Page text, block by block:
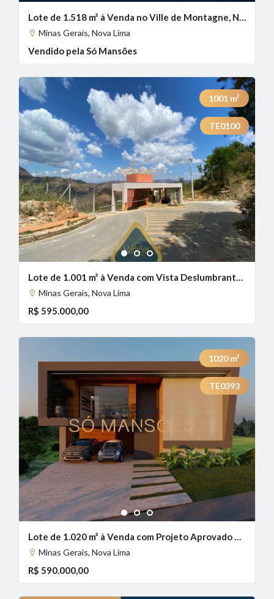
Lote de 1.518 m² à Venda no Ville de Montagne, Nova Lima - MG
Minas Gerais, Nova Lima
Vendido pela Só Mansões
1 2 3
1001 m²
TE0100
Lote de 1.001 m² à Venda com Vista Deslumbrante no Canto da Mata, Nova Lima - MG
Minas Gerais, Nova Lima
R$ 595.000,00
1 2 3
1020m²
TE0393
Lote de 1.020 m² à Venda com Projeto Aprovado no Canto da Mata, Nova Lima - MG
Minas Gerais, Nova Lima
R$ 590.000,00